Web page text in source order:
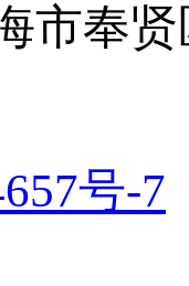
市奉
号-7